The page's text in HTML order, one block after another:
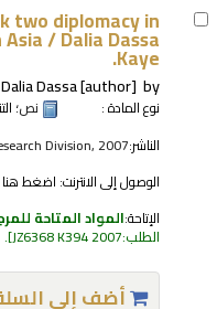
two diplomacy in
Asia /Dalia Dassa
Kaye.
by
Dassa[author]
نوع المادة : نص؛
الناشر:Division, 2007
الوصول إلى الانترنت: اضغط
الإتاحة:المواد المتاحة
الطلب:JZ6368 K394 2007
.
أضف إلى